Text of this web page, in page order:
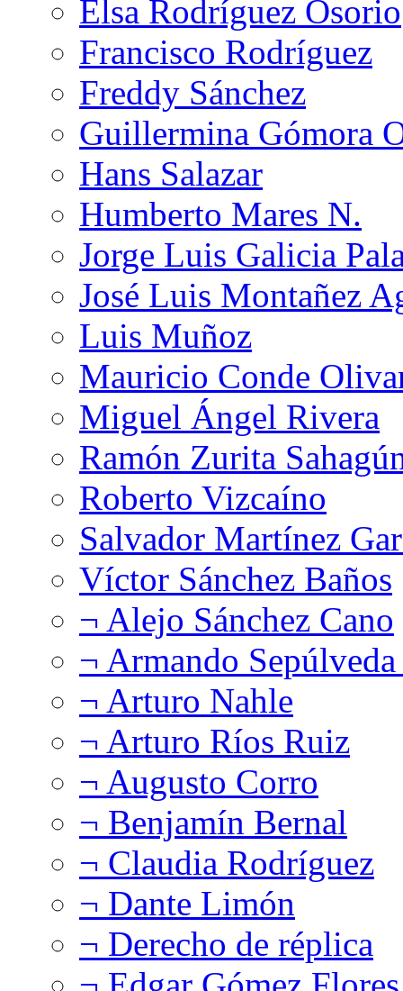
Elsa Rodríguez Osorio
Francisco Rodríguez
Freddy Sánchez
Guillermina Gómora
Hans Salazar
Humberto Mares N.
Jorge Luis Galicia
José Luis Montañez
Luis Muñoz
Mauricio Conde
Miguel Ángel Rivera
Ramón Zurita
Roberto Vizcaíno
Salvador Martínez
Víctor Sánchez Baños
¬ Alejo Sánchez Cano
¬ Armando
¬ Arturo Nahle
¬ Arturo Ríos Ruiz
¬ Augusto Corro
¬ Benjamín Bernal
¬ Claudia Rodríguez
¬ Dante Limón
¬ Derecho de réplica